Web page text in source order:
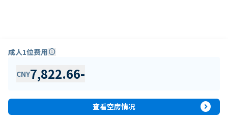
成人1位费用info
CNY7,822.66-
查看空房情况 expand_circle_right